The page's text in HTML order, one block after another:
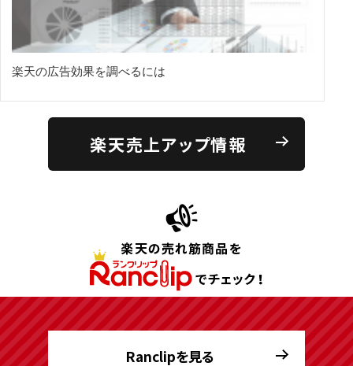
楽天の広告効果を調べるには
楽天売上アップ情報
Ranclipを見る